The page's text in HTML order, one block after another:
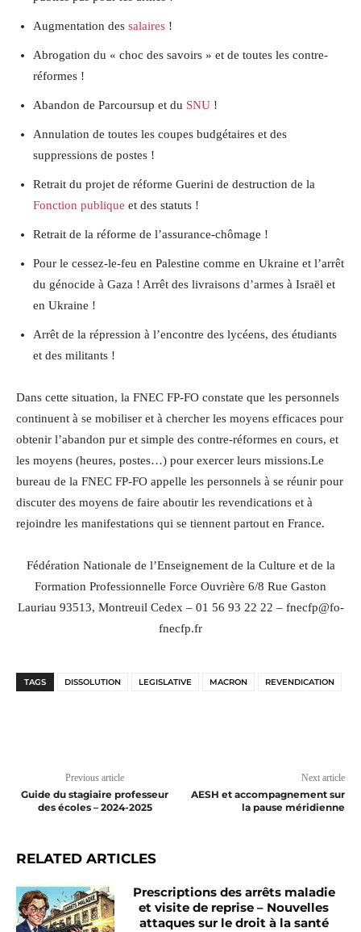
Augmentation des salaires !
Abrogation du « choc des savoirs » et de toutes les contre-
réformes !
Abandon de Parcoursup et du SNU !
Annulation de toutes les coupes budgétaires et des
suppressions de postes !
Retrait du projet de réforme Guerini de destruction de la
Fonction publique et des statuts !
Retrait de la réforme de l’assurance-chômage !
Pour le cessez-le-feu en Palestine comme en Ukraine et l’arrêt
du génocide à Gaza ! Arrêt des livraisons d’armes à Israël et
en Ukraine !
Arrêt de la répression à l’encontre des lycéens, des étudiants
et des militants !
Dans cette situation, la FNEC FP-FO constate que les personnels
continuent à se mobiliser et à chercher les moyens efficaces pour
obtenir l’abandon pur et simple des contre-réformes en cours, et
les moyens (heures, postes…) pour exercer leurs missions.Le
bureau de la FNEC FP-FO appelle les personnels à se réunir pour
discuter des moyens de faire aboutir les revendications et à
rejoindre les manifestations qui se tiennent partout en France.
Fédération Nationale de l’Enseignement de la Culture et de la
Formation Professionnelle Force Ouvrière 6/8 Rue Gaston
Lauriau 93513, Montreuil Cedex – 01 56 93 22 22 – fnecfp@fo-
fnecfp.fr
TAGS DISSOLUTION LEGISLATIVE MACRON REVENDICATION
Previous article
Guide du stagiaire professeur
des écoles – 2024-2025
Next article
AESH et accompagnement sur
la pause méridienne
RELATED ARTICLES
Prescriptions des arrêts maladie
et visite de reprise – Nouvelles
attaques sur le droit à la santé